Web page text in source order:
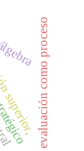
evaluación como proceso